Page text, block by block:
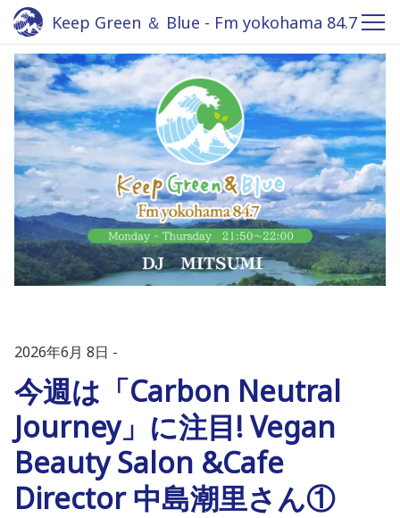
Keep Green ＆ Blue - Fm yokohama 84.7
2026年6月 8日
今週は「Carbon Neutral
Journey」に注目! Vegan
Beauty Salon &Cafe
Director 中島潮里さん①